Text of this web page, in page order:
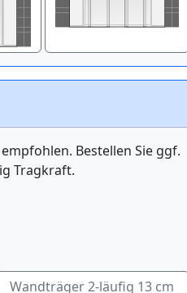
empfohlen. Bestellen Sie ggf.
Tragkraft.
Wandträger 2-läufig 13 cm